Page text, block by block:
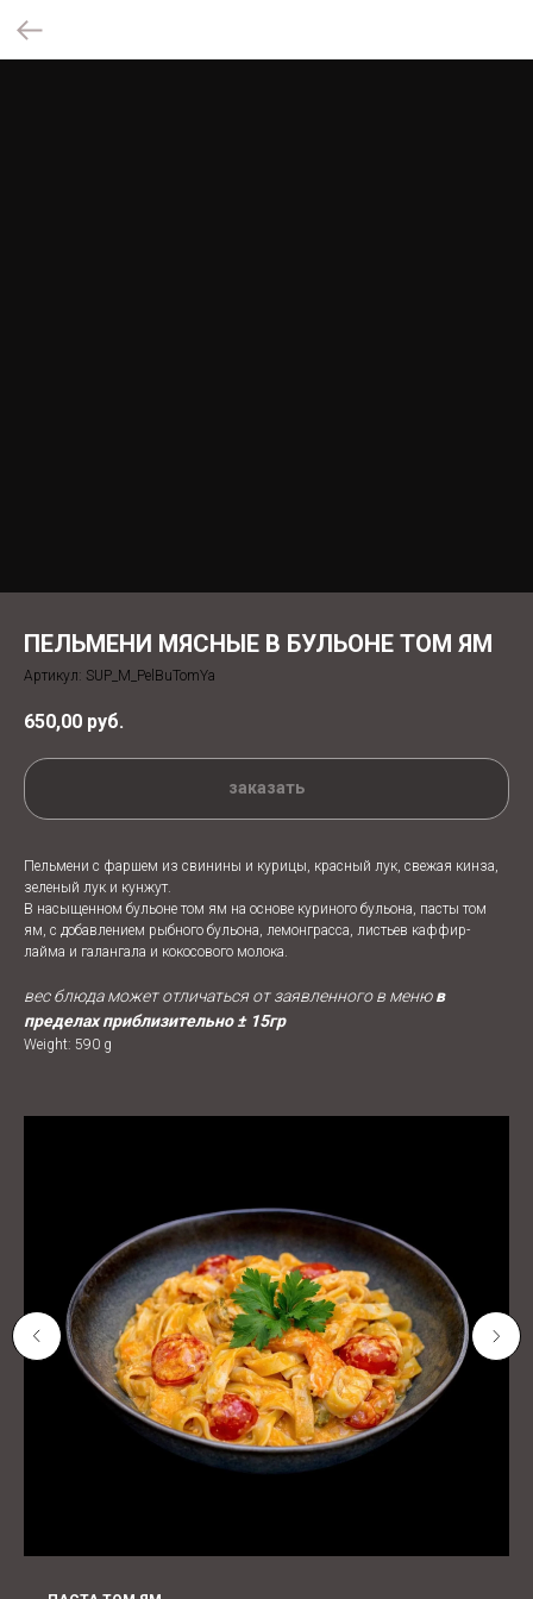
ПЕЛЬМЕНИ МЯСНЫЕ В БУЛЬОНЕ ТОМ ЯМ
Артикул: SUP_M_PelBuTomYa
650,00 руб.
заказать
Пельмени с фаршем из свинины и курицы, красный лук, свежая кинза,
зеленый лук и кунжут.
В насыщенном бульоне том ям на основе куриного бульона, пасты том
ям, с добавлением рыбного бульона, лемонграсса, листьев каффир-
лайма и галангала и кокосового молока.
вес блюда может отличаться от заявленного в менюв
пределах приблизительно ± 15гр
Weight: 590 g